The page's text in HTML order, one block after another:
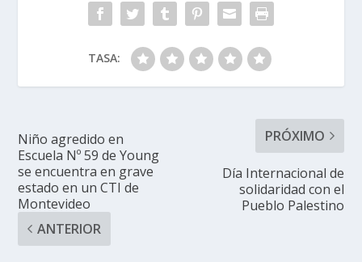
TASA:
Niño agredido en
Escuela Nº 59 de Young
se encuentra en grave
estado en un CTI de
Montevideo
ANTERIOR
PRÓXIMO
Día Internacional de
solidaridad con el
Pueblo Palestino